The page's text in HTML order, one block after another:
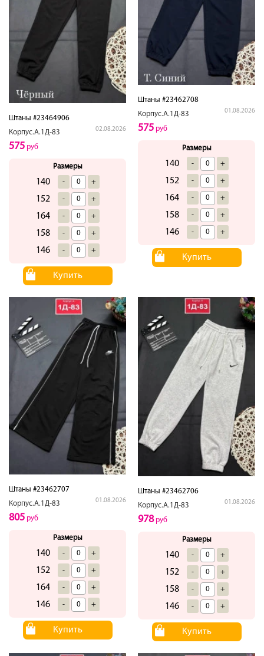
Штаны #23464906
Корпус.А.1Д-83
02.08.2026
575 руб
Размеры
140 - +
152 - +
164 - +
158 - +
146 - +
Купить
Штаны #23462708
Корпус.А.1Д-83
01.08.2026
575 руб
Размеры
140 - +
152 - +
164 - +
158 - +
146 - +
Купить
Штаны #23462707
Корпус.А.1Д-83
01.08.2026
805 руб
Размеры
140 - +
152 - +
164 - +
146 - +
Купить
Штаны #23462706
Корпус.А.1Д-83
01.08.2026
978руб
Размеры
140 - +
152 - +
158 - +
146 - +
Купить